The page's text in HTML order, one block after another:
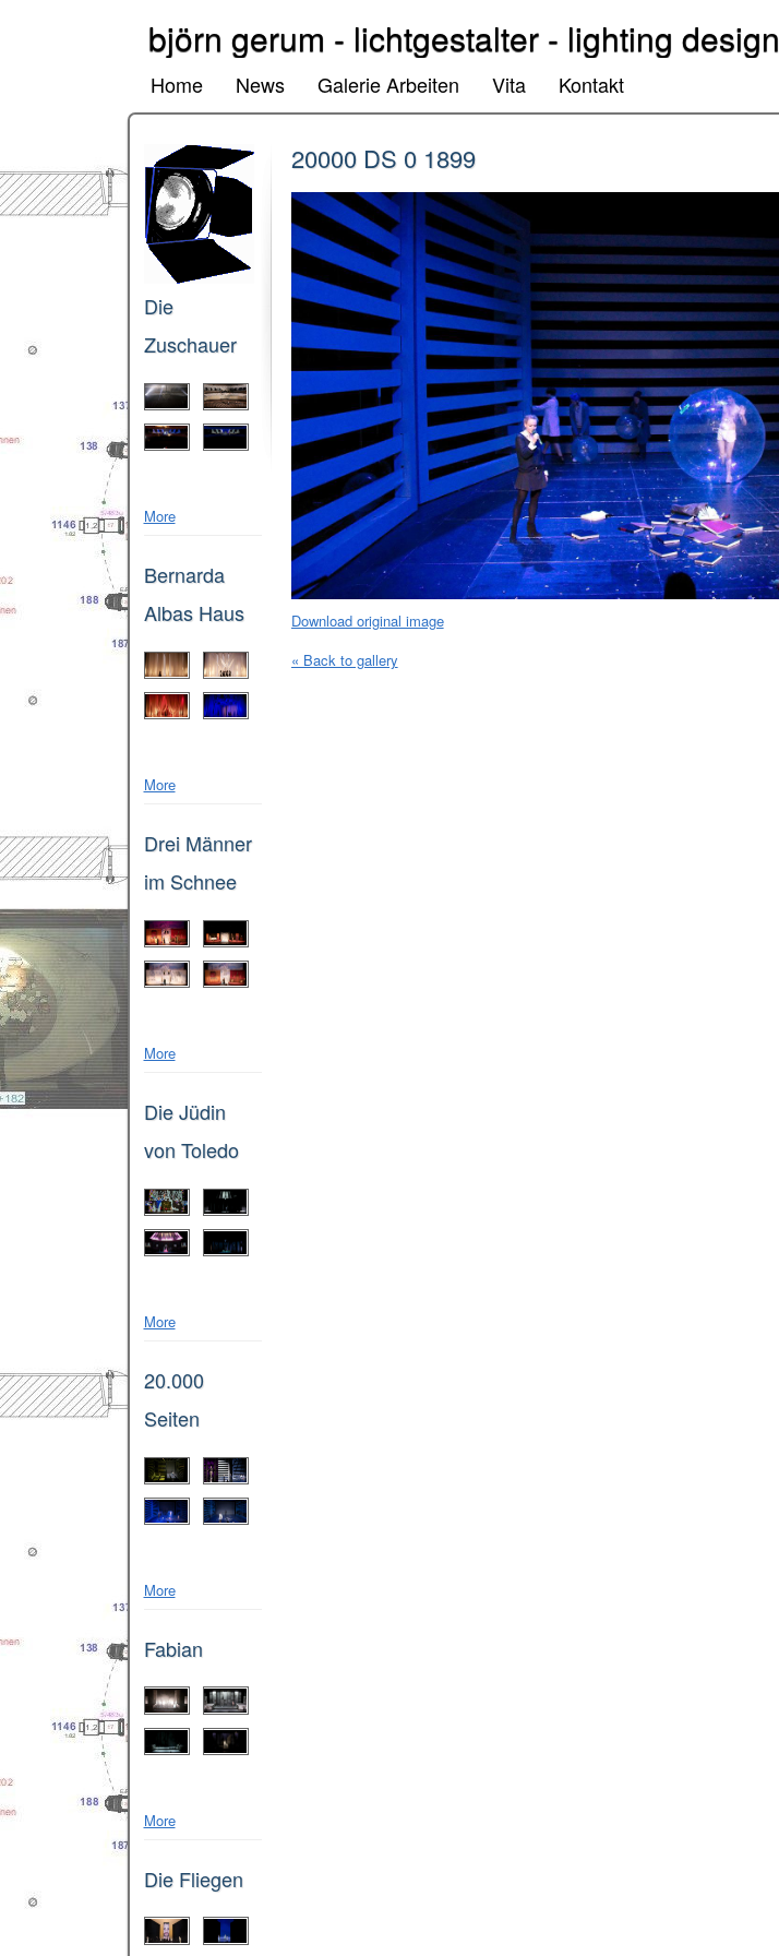
björn gerum - lichtgestalter - lighting design
Home News Galerie Arbeiten Vita Kontakt
Die
Zuschauer
More
Bernarda
Albas Haus
More
Drei Männer
im Schnee
More
Die Jüdin
von Toledo
More
20.000
Seiten
More
Fabian
More
Die Fliegen
20000 DS 0 1899
Download original image
« Back to gallery